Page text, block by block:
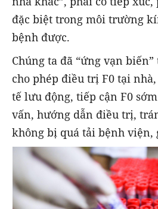
đặc biệt trong môi trường
bệnh được.
Chúng ta đã “ứng vạn
cho phép điều trị F0 tại
tế lưu động, tiếp cận F0
vấn, hướng dẫn điều trị,
không bị quá tải bệnh viện,